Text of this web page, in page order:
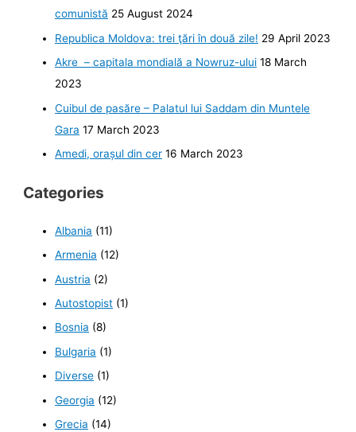
comunistă 25 August 2024
Republica Moldova: trei ţări în două zile! 29 April 2023
Akre – capitala mondială a Nowruz-ului 18 March
2023
Cuibul de pasăre – Palatul lui Saddam din Muntele
Gara 17 March 2023
Amedi, orașul din cer 16 March 2023
Categories
Albania (11)
Armenia (12)
Austria (2)
Autostopist (1)
Bosnia (8)
Bulgaria (1)
Diverse (1)
Georgia (12)
Grecia (14)